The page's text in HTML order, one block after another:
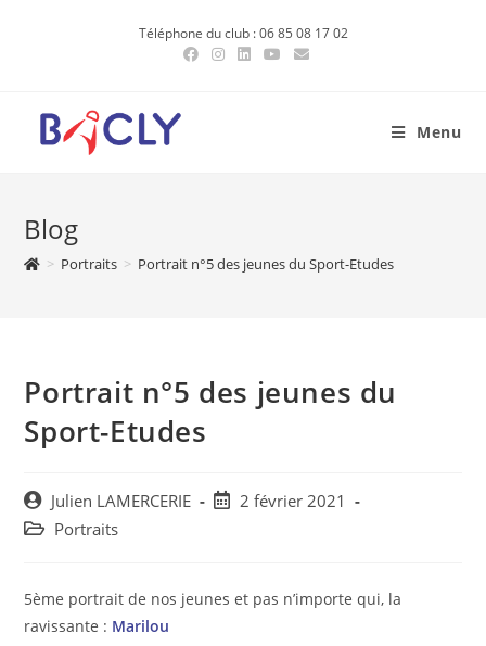
Téléphone du club : 06 85 08 17 02
Menu
Blog
> Portraits > Portrait n°5 des jeunes du Sport-Etudes
Portrait n°5 des jeunes du
Sport-Etudes
Post
author:
Julien LAMERCERIE
Post2 février 2021
Post Portraits
5ème portrait de nos jeunes et pas n’importe qui, la
ravissante : Marilou